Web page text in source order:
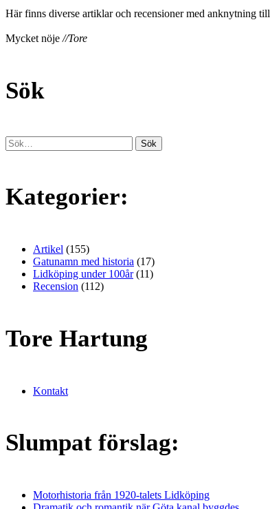
Här finns diverse artiklar och recensioner med anknytning
Mycket nöje //Tore
Sök
Kategorier:
Artikel (155)
Gatunamn med historia (17)
Lidköping under 100år(11)
Recension (112)
Tore Hartung
Kontakt
Slumpat förslag:
Motorhistoria från 1920-talets Lidköping